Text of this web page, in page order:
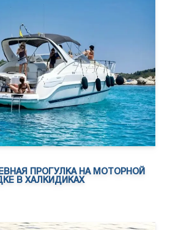
ПРОГУЛКА НА МОТОРНОЙ
В ХАЛКИДИКАХ